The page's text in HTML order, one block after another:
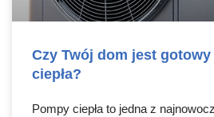
Czy Twój dom jest
ciepła?
Pompy ciepła to jedna z